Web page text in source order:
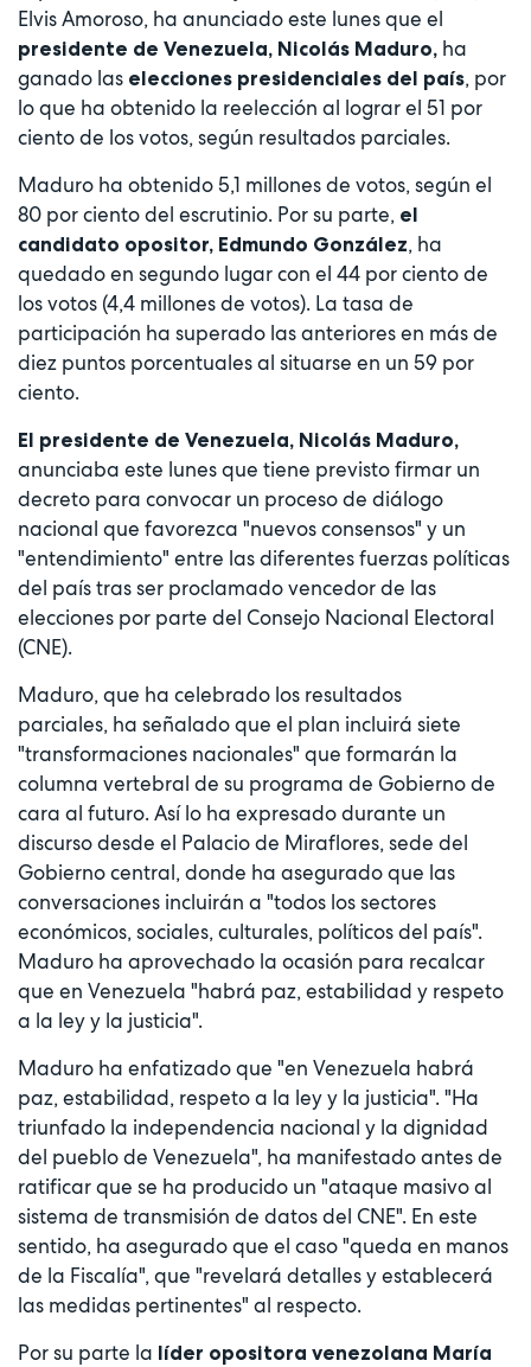
Elvis Amoroso, ha anunciado este lunes que el
presidente de Venezuela, Nicolás Maduro, ha
ganado las elecciones presidenciales del país, por
lo que ha obtenido la reelección al lograr el 51 por
ciento de los votos, según resultados parciales.
Maduro ha obtenido 5,1 millones de votos, según el
80 por ciento del escrutinio. Por su parte, el
candidato opositor, Edmundo González, ha
quedado en segundo lugar con el 44 por ciento de
los votos (4,4 millones de votos). La tasa de
participación ha superado las anteriores en más de
diez puntos porcentuales al situarse en un 59 por
ciento.
El presidente de Venezuela, Nicolás Maduro,
anunciaba este lunes que tiene previsto firmar un
decreto para convocar un proceso de diálogo
nacional que favorezca "nuevos consensos" y un
"entendimiento" entre las diferentes fuerzas políticas
del país tras ser proclamado vencedor de las
elecciones por parte del Consejo Nacional Electoral
(CNE).
Maduro, que ha celebrado los resultados
parciales, ha señalado que el plan incluirá siete
"transformaciones nacionales" que formarán la
columna vertebral de su programa de Gobierno de
cara al futuro. Así lo ha expresado durante un
discurso desde el Palacio de Miraflores, sede del
Gobierno central, donde ha asegurado que las
conversaciones incluirán a "todos los sectores
económicos, sociales, culturales, políticos del país".
Maduro ha aprovechado la ocasión para recalcar
que en Venezuela "habrá paz, estabilidad y respeto
a la ley y la justicia".
Maduro ha enfatizado que "en Venezuela habrá
paz, estabilidad, respeto a la ley y la justicia". "Ha
triunfado la independencia nacional y la dignidad
del pueblo de Venezuela", ha manifestado antes de
ratificar que se ha producido un "ataque masivo al
sistema de transmisión de datos del CNE". En este
sentido, ha asegurado que el caso "queda en manos
de la Fiscalía", que "revelará detalles y establecerá
las medidas pertinentes" al respecto.
Por su parte la líder opositora venezolana María